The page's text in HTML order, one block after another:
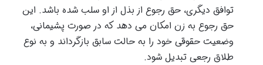
توافق دیگری، حق رجوع از بذل از او سلب شده باشد. این
حق رجوع به زن امکان می دهد که در صورت پشیمانی،
وضعیت حقوقی خود را به حالت سابق بازگرداند و به نوع
طلاق رجعی تبدیل شود.